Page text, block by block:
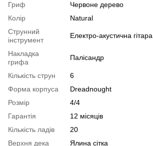
Гриф
Червоне дерево
Колір
Natural
Струнний
інструмент
Електро-акустична гітара
Накладка
грифа
Палісандр
Кількість струн
6
Форма корпуса
Dreadnought
Розмір
4/4
Гарантія
12 місяців
Кількість ладів
20
Верхня дека
Ялина сітка